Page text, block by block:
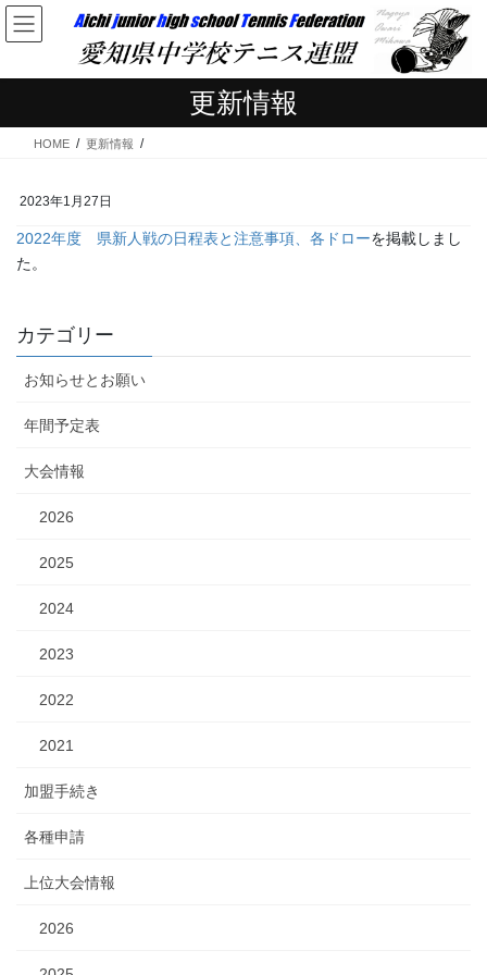
コ
ン
ン
へ
ナ
ビ
ー
ョ
更新情報
HOME 更新情報
2023年1月27日
2022年度 県新人戦の日程表と注意事項、各ドローを掲載しまし
た。
カテゴリー
お知らせとお願い
年間予定表
大会情報
2026
2025
2024
2023
2022
2021
加盟手続き
各種申請
上位大会情報
2026